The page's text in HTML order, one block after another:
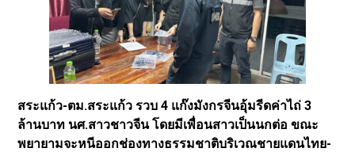
สระแก้ว-ตม.สระแก้ว รวบ 4 แก๊งมังกรจีนอุ้มรีดค่าไถ่ 3
ล้านบาท นศ.สาวชาวจีน โดยมีเพื่อนสาวเป็นนกต่อ ขณะ
พยายามจะหนีออกช่องทางธรรมชาติบริเวณชายแดนไทย-